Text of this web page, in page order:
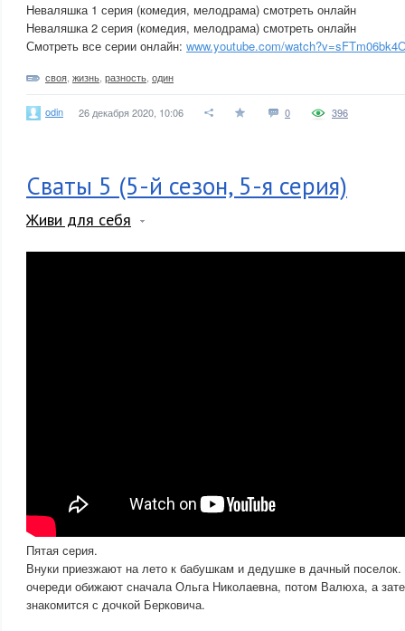
Неваляшка 1 серия (комедия, мелодрама) смотреть онлайн
Неваляшка 2 серия (комедия, мелодрама) смотреть онлайн
Смотреть все серии онлайн: www.youtube.com/
своя жизнь разность один
odin 26 декабря 2020, 10:06 0 396
Сваты 5 (5-й сезон, 5-я серия)
Живи для себя
Пятая серия.
Внуки приезжают на лето к бабушкам и дедушке в дачный
очереди обижают сначала Ольга Николаевна, потом Валюха, а
знакомится с дочкой Берковича.